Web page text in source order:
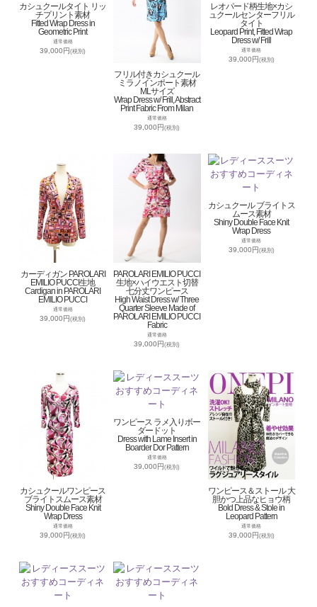
カシュクールタイト リッ
チプリント素材
Fitted Wrap Dress in
Geometric Print
通常価格
39,000円(税別)
フリル付きカシュクール
ミラノインポート素材
MLサイズ
Wrap Dress w/ Frill, Abstract
Print Fabric From Milan
通常価格
39,000円(税別)
レオパード柄生地×カシ
ュクールセンターフリル
タイト
Leopard Print, Fitted Wrap
Dress w/ Frill
通常価格
39,000円(税別)
カーディガン PAROLARI
EMILIO PUCCI生地
Cardigan in PAROLARI
EMILIO PUCCI
通常価格
39,000円(税別)
PAROLARI EMILIO PUCCI
生地×ハイウエスト切替
七分丈ワンピース
High Waist Dress w/ Three
Quarter Sleeve Made of
PAROLARI EMILIO PUCCI
Fabric
通常価格
39,000円(税別)
カシュクール ブライトス
ムース素材
Shiny Double Face Knit
Wrap Dress
通常価格
39,000円(税別)
カシュクールワンピース
ブライトスムース素材
Shiny Double Face Knit
Wrap Dress
通常価格
39,000円(税別)
ワンピース ラメ入りボー
ダードット
Dress with Lame Insert in
Boarder Dor Pattern
通常価格
39,000円(税別)
ワンピース＆ストール 大
胆かつ上品なヒョウ柄
Bold Dress & Stole in
Leopard Pattern
通常価格
39,000円(税別)